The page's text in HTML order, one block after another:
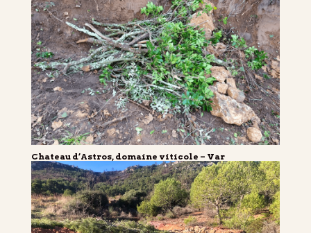
Chateau d’Astros, domaine viticole – Var